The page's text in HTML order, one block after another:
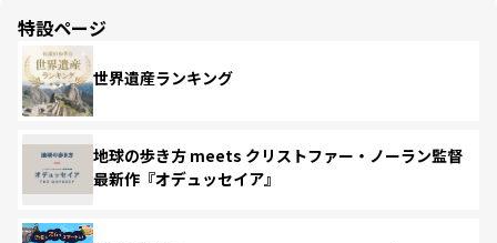
特設ページ
世界遺産ランキング
地球の歩き方 meets クリストファー・ノーラン監督
最新作『オデュッセイア』